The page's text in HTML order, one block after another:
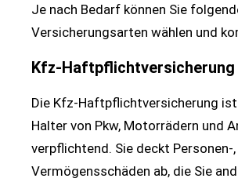
Je nach Bedarf können Sie
Versicherungsarten wählen und
Kfz-Haftpflichtversicherung
Die Kfz-Haftpflichtversicherung
Halter von Pkw, Motorrädern und
verpflichtend. Sie deckt Personen-,
Vermögensschäden ab, die Sie